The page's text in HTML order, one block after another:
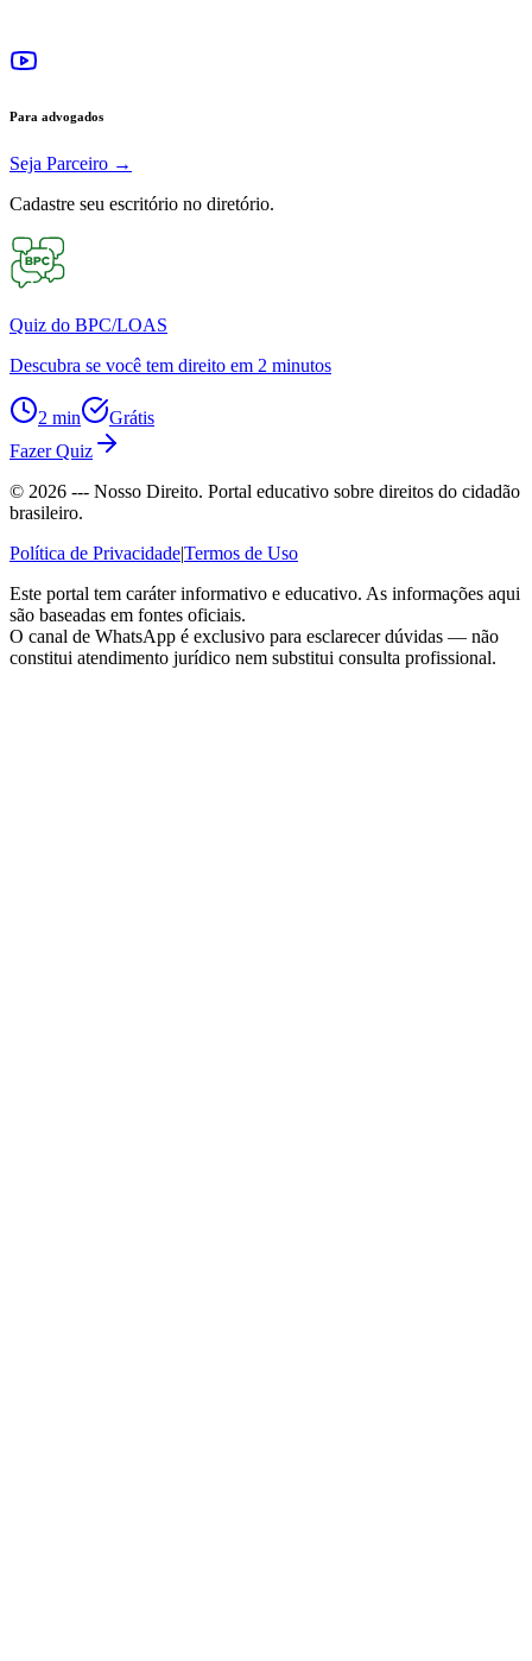
Para advogados
Seja Parceiro →
Cadastre seu escritório no diretório.
Quiz do BPC/LOAS
Descubra se você tem direito em 2 minutos
2 min
Grátis
Fazer Quiz
© 2026 --- Nosso Direito. Portal educativo sobre direitos do cidadão
brasileiro.
Política de Privacidade|Termos de Uso
Este portal tem caráter informativo e educativo. As informações aqui
são baseadas em fontes oficiais.
O canal de WhatsApp é exclusivo para esclarecer dúvidas — não
constitui atendimento jurídico nem substitui consulta profissional.